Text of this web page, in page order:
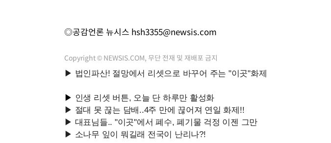
◎공감언론 뉴시스 hsh3355@newsis.com
Copyright © NEWSIS.COM, 무단 전재 및 재배포 금지